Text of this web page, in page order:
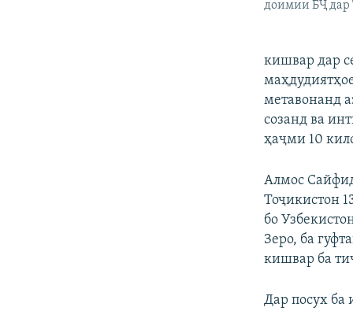
доимии БҶ дар
кишвар дар
метавонанд
созанд ва
ҳаҷми 10
Алмос
Тоҷикистон
бо
Зеро, ба
кишвар ба
Дар посух ба